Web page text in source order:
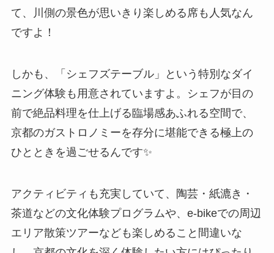
て、川側の景色が思いきり楽しめる席も人気なん
ですよ！
しかも、「シェフズテーブル」という特別なダイ
ニング体験も用意されていますよ。シェフが目の
前で絶品料理を仕上げる臨場感あふれる空間で、
京都のガストロノミーを存分に堪能できる極上の
ひとときを過ごせるんです✨
アクティビティも充実していて、陶芸・紙漉き・
茶道などの文化体験プログラムや、e-bikeでの周辺
エリア散策ツアーなども楽しめること間違いな